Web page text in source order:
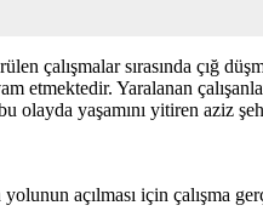
sırasında çığ
etmektedir. Yaralanan
olayda yaşamını yitiren aziz
açılması için çalışma